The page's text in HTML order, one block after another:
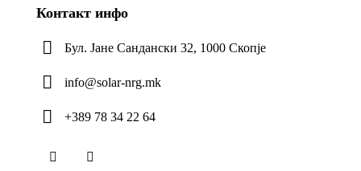
Контакт инфо
Бул. Јане Сандански 32, 1000 Скопје
info@solar-nrg.mk
+389 78 34 22 64
facebook-instagram